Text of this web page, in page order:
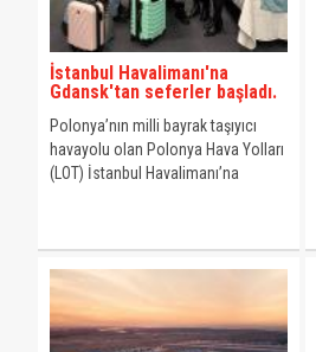
İstanbul Havalimanı'na
Gdansk'tan seferler başladı.
Polonya’nın milli bayrak taşıyıcı
havayolu olan Polonya Hava Yolları
(LOT) İstanbul Havalimanı’na